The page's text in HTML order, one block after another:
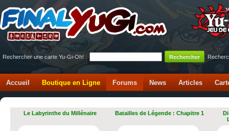
Rechercher une carte Yu-Gi-Oh! :
Accueil Boutique en Ligne Forums News Articles
Le Labyrinthe du Millénaire Batailles de Légende : Chapitre 1